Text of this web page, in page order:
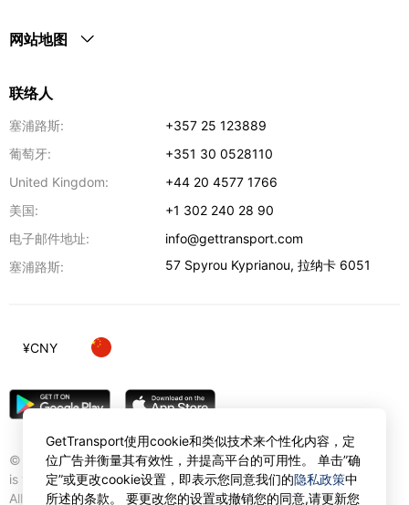
网站地图
联络人
塞浦路斯:
+357 25 123889
葡萄牙:
+351 30 0528110
United Kingdom:
+44 20 4577 1766
美国:
+1 302 240 28 90
电子邮件地址:
info@gettransport.com
塞浦路斯:
57 Spyrou Kyprianou,拉纳卡 6051
© Gettransport International Limited. GetTransport®
is trademark of Gettransport International Limited.
All rights reserved.
¥CNY
GetTransport使用cookie和类似技术来个性化内容，定
位广告并衡量其有效性，并提高平台的可用性。 单击”确
定”或更改cookie设置，即表示您同意我们的隐私政策中
所述的条款。 要更改您的设置或撤销您的同意,请更新您